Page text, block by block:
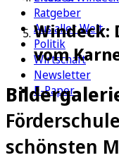
Ratgeber
Aus aller Welt
Politik
Wirtschaft
Newsletter
E-Paper
Windeck:
vom
schönsten